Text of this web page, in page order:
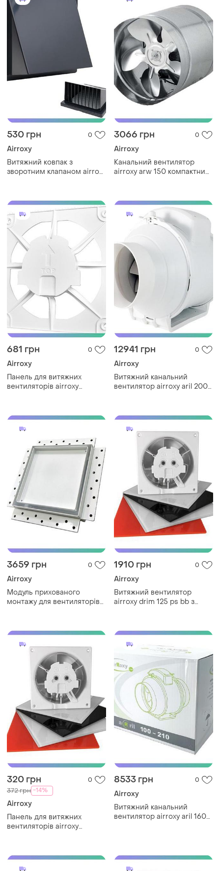
530 грн 0
Airroxy
Витяжний ковпак з
зворотним клапаном airroxy
3066 грн 0
Airroxy
Канальний вентилятор
airroxy arw 150 компактний
681 грн 0
Airroxy
Панель для витяжних
вентиляторів airroxy
декоративна sku_01-168
12941 грн 0
Airroxy
Витяжний канальний
вентилятор airroxy aril 200-
повітря sku_01-156
3659 грн 0
Airroxy
Модуль прихованого
монтажу для вентиляторів
вентиляц sku_black
1910 грн 0
Airroxy
Витяжний вентилятор
airroxy drim 125 ps bb з
підшипниках sku_01-067
320 грн 0
372 грн -14%
Airroxy
Панель для витяжних
вентиляторів airroxy
sku_01-181
8533 грн 0
Airroxy
Витяжний канальний
вентилятор airroxy aril 160